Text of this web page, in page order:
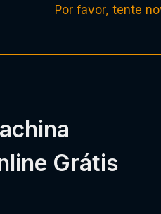
Por favor, tente
Grátis